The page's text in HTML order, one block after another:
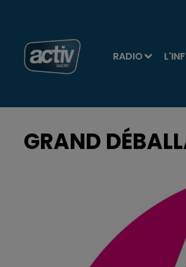
RADIO
GRAND